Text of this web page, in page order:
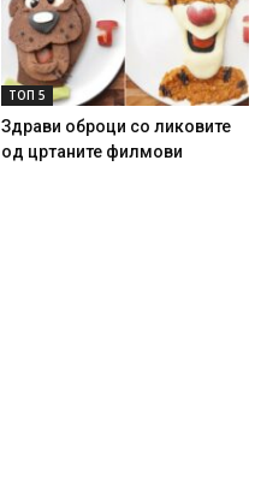
ТОП 5
Здрави оброци со ликовите
од цртаните филмови